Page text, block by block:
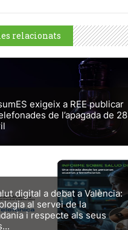
relacionats
exigeix a REE publicar
de l’apagada de 28
digital a debat a València:
al servei de la
i respecte als seus